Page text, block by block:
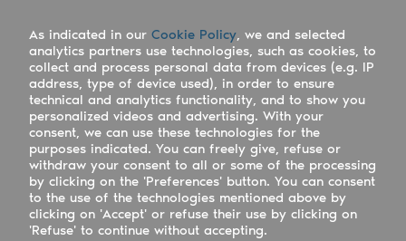
Company
Work with us
Keepsporting Worldwide
References
Blog
Facebook
Instagram
Athletes assistance
Organisers assistance
Contact us
As indicated in our Cookie Policy, we and selected
analytics partners use technologies, such as cookies, to
collect and process personal data from devices (e.g. IP
address, type of device used), in order to ensure
technical and analytics functionality, and to show you
personalized videos and advertising. With your
consent, we can use these technologies for the
purposes indicated. You can freely give, refuse or
withdraw your consent to all or some of the processing
by clicking on the 'Preferences' button. You can consent
to the use of the technologies mentioned above by
clicking on 'Accept' or refuse their use by clicking on
'Refuse' to continue without accepting.